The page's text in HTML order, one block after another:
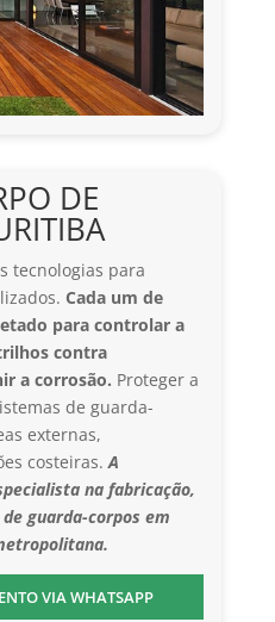
DE
tecnologias para
Cada um de
para controlar a
contra
a corrosão. Proteger a
de guarda-
externas,
costeiras. A
na fabricação,
guarda-corpos em
VIA WHATSAPP